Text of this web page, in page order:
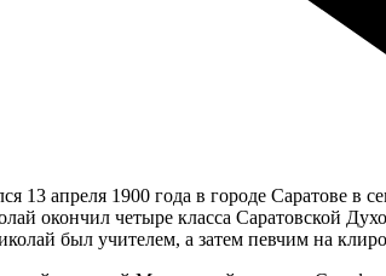
13 апреля 1900 года в городе Саратове
окончил четыре класса Саратовской
был учителем, а затем певчим на